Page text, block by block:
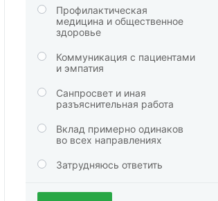
Профилактическая
медицина и общественное
здоровье
Коммуникация с пациентами
и эмпатия
Санпросвет и иная
разъяснительная работа
Вклад примерно одинаков
во всех направлениях
Затрудняюсь ответить